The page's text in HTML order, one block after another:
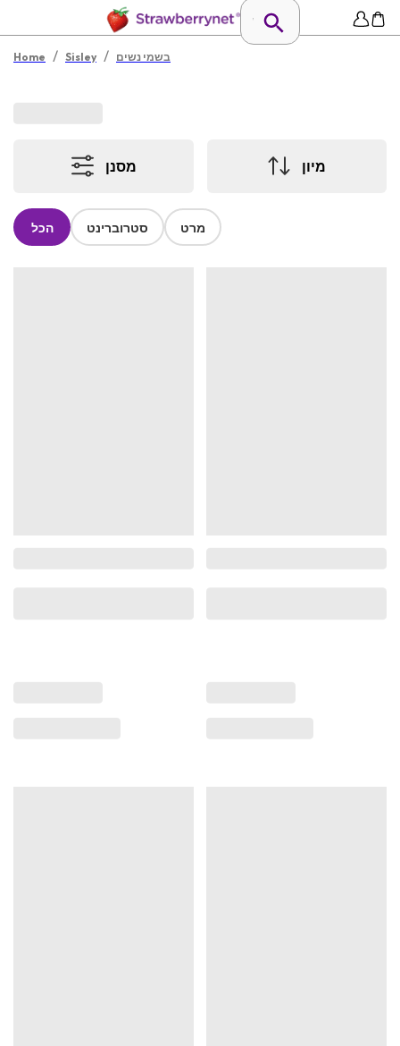
Home / Sisley / בשמי נשים
מסנן מיון
הכל סטרוברינט מרט